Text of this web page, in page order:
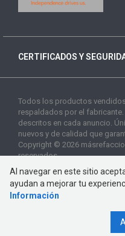
CERTIFICADOS Y
Todos los productos
respaldados por el
descritos en cada anuncio.
nuevos y de calidad que
Copyright © 2026
reservados
Al navegar en este sitio
ayudan a mejorar tu
Información